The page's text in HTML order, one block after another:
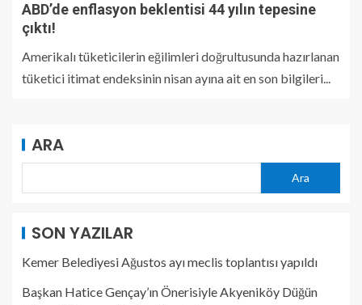
ABD’de enflasyon beklentisi 44 yılın tepesine
çıktı!
Amerikalı tüketicilerin eğilimleri doğrultusunda hazırlanan
tüketici itimat endeksinin nisan ayına ait en son bilgileri...
ARA
Ara
SON YAZILAR
Kemer Belediyesi Ağustos ayı meclis toplantısı yapıldı
Başkan Hatice Gençay’ın Önerisiyle Akyeniköy Düğün